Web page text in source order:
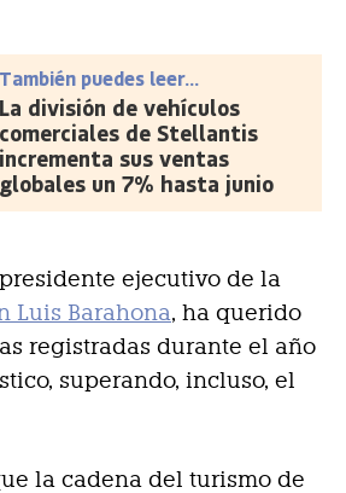
También puedes leer...
La división de vehículos
comerciales de Stellantis
incrementa sus ventas
globales un 7% hasta junio
ejecutivo de la
Luis Barahona, ha querido
registradas durante el año
superando, incluso, el
la cadena del turismo de